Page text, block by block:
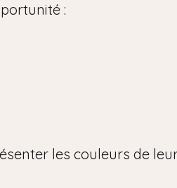
:
les couleurs de